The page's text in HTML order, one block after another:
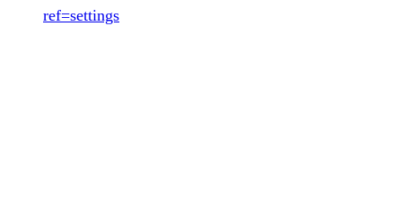
ref=settings